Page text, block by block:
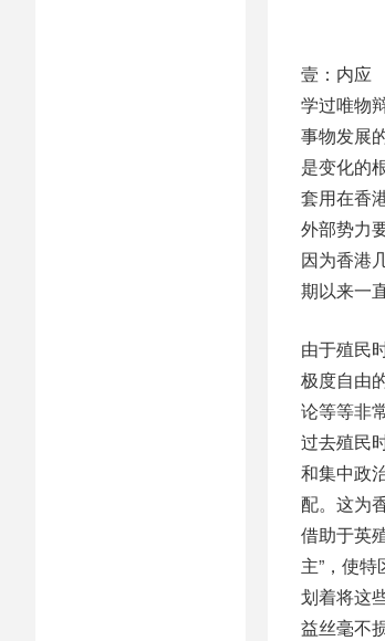
壹：内应
学过唯物
事物发展
是变化的
套用在香
外部势力
因为香港
期以来一
由于殖民
极度自由
论等等非
过去殖民
和集中政
配。这为
借助于英
主”，使
划着将这
益丝毫不损